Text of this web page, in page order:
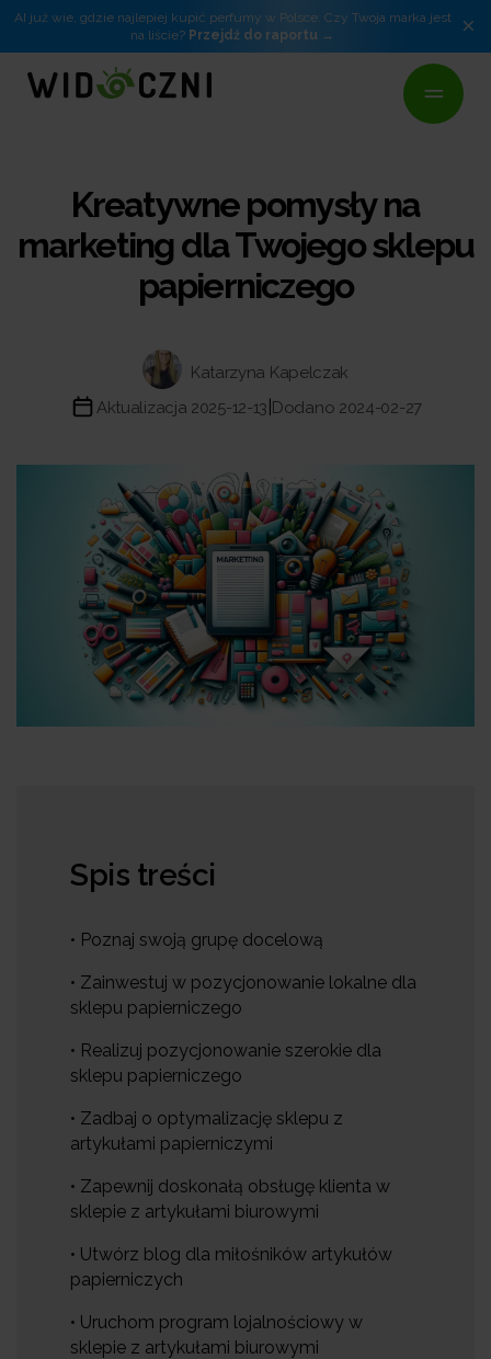
AI już wie, gdzie najlepiej kupić perfumy w Polsce. Czy Twoja marka jest
na liście? Przejdź do raportu ×
Kreatywne pomysły na
marketing dla Twojego sklepu
papierniczego
Katarzyna Kapelczak
Aktualizacja 2025-12-13 Dodano 2024-02-27
Spis treści
• Poznaj swoją grupę docelową
• Zainwestuj w pozycjonowanie lokalne dla
sklepu papierniczego
• Realizuj pozycjonowanie szerokie dla
sklepu papierniczego
• Zadbaj o optymalizację sklepu z
artykułami papierniczymi
• Zapewnij doskonałą obsługę klienta w
sklepie z artykułami biurowymi
• Utwórz blog dla miłośników artykułów
papierniczych
• Uruchom program lojalnościowy w
sklepie z artykułami biurowymi